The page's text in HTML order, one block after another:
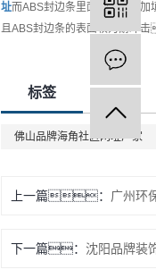
址而ABS封边条里面是没有添
且ABS封边条的表面较为耐
标签
佛山品牌海角社区网址厂家
上一篇： 广州环
下一篇： 沈阳品牌装